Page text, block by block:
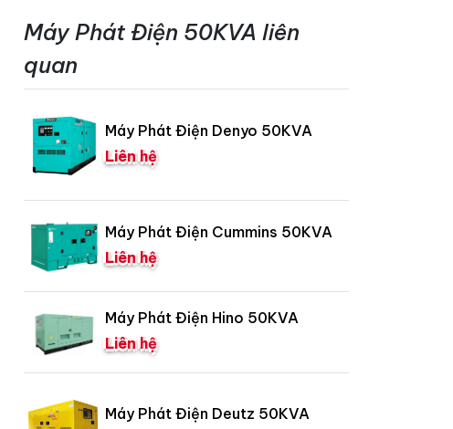
Máy Phát Điện 50KVA liên
quan
Máy Phát Điện Denyo 50KVA
Liên hệ
Máy Phát Điện Cummins 50KVA
Liên hệ
Máy Phát Điện Hino 50KVA
Liên hệ
Máy Phát Điện Deutz 50KVA